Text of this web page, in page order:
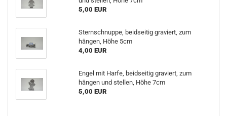
5,00 EUR
Sternschnuppe, beidseitig graviert, zum
hängen, Höhe 5cm
4,00 EUR
Engel mit Harfe, beidseitig graviert, zum
hängen und stellen, Höhe 7cm
5,00 EUR